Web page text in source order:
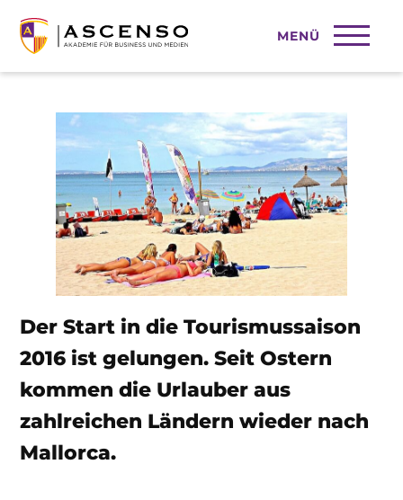
MENÜ
Der Start in die Tourismussaison
Der Start in die Tourismussaison
2016 ist gelungen. Seit Ostern
kommen die Urlauber aus
zahlreichen Ländern wieder nach
Mallorca.